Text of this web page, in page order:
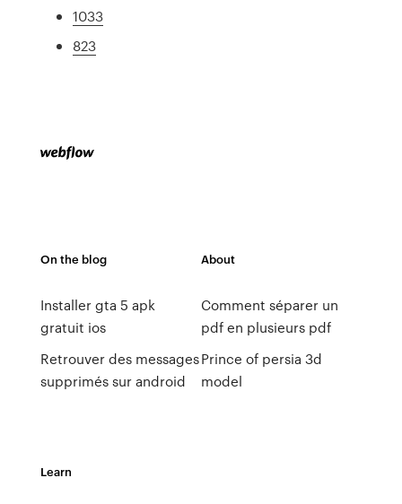
1033
823
On the blog
Installer gta 5 apk
gratuit ios
Retrouver des messages
supprimés sur android
About
Comment séparer un
pdf en plusieurs pdf
Prince of persia 3d
model
Learn